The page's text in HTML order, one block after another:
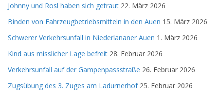
Johnny und Rosl haben sich getraut 22. März 2026
Binden von Fahrzeugbetriebsmitteln in den Auen 15. März 2026
Schwerer Verkehrsunfall in Niederlananer Auen 1. März 2026
Kind aus misslicher Lage befreit 28. Februar 2026
Verkehrsunfall auf der Gampenpassstraße 26. Februar 2026
Zugsübung des 3. Zuges am Ladurnerhof 25. Februar 2026